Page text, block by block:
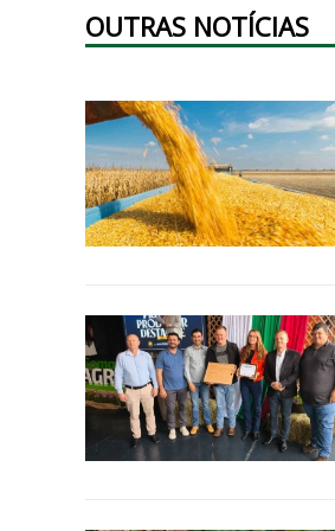
OUTRAS NOTÍCIAS